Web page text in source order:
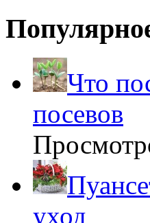
Что
посевов
уход